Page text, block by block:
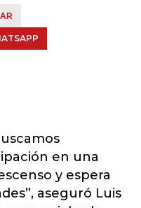
en una
y espera
aseguró Luis